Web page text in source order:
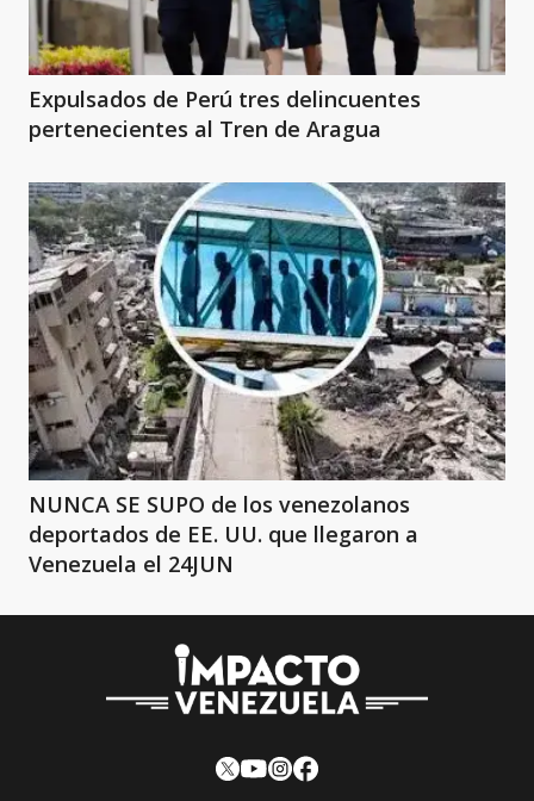
Expulsados de Perú tres delincuentes
pertenecientes al Tren de Aragua
NUNCA SE SUPO de los venezolanos
deportados de EE. UU. que llegaron a
Venezuela el 24JUN